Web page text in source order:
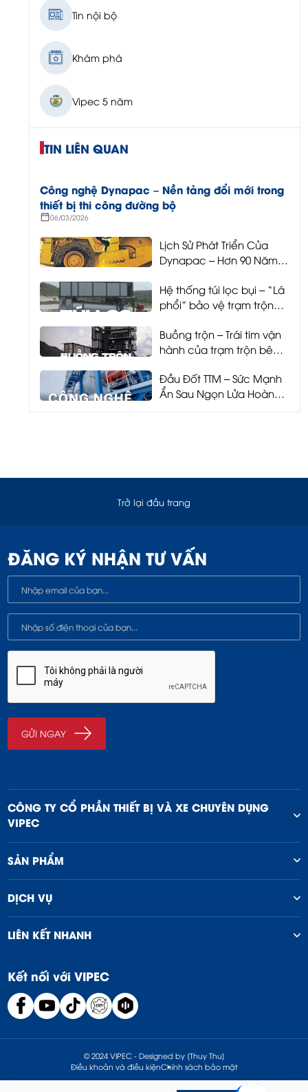
Tin nội bộ
Khám phá
Vipec 5 năm
TIN LIÊN QUAN
06/03/2026
Công nghệ Dynapac – Nền tảng đổi mới trong
thiết bị thi công đường bộ
Lịch Sử Phát Triển Của
Dynapac – Hơn 90 Năm
Thi Công Đường Bộ
Hệ thống túi lọc bụi – “Lá
phổi” bảo vệ trạm trộn
Buồng trộn – Trái tim vận
hành của trạm trộn bê
Đầu Đốt TTM – Sức Mạnh
Ẩn Sau Ngọn Lửa Hoàn
Hảo
Trở lại đầu trang
ĐĂNG KÝ NHẬN TƯ VẤN
CÔNG TY CỔ PHẦN THIẾT BỊ VÀ XE CHUYÊN DỤNG
VIPEC
SẢN PHẨM
DỊCH VỤ
LIÊN KẾT NHANH
Kết nối với VIPEC
© 2024 VIPEC - Designed by [Thuy Thu]
Điều khoản và điều kiệnChính sách bảo mật